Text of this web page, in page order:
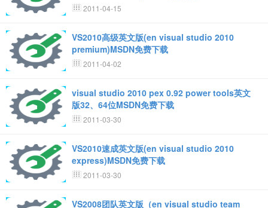
2011-04-15
VS2010高级英文版(en visual studio 2010
premium)MSDN免费下载
2011-04-02
visual studio 2010 pex 0.92 power tools英文
版32、64位MSDN免费下载
2011-03-30
VS2010速成英文版(en visual studio 2010
express)MSDN免费下载
2011-03-30
VS2008团队英文版（en visual studio team